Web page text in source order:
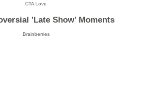
CTA Love
'Late Show' Moments
Brainberries